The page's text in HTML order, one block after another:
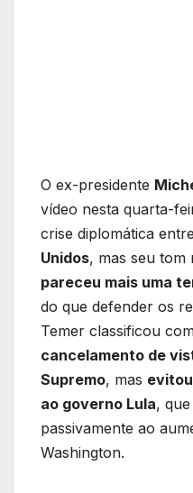
O ex-presidente
vídeo nesta quarta-
crise diplomática entre
Unidos, mas seu tom
pareceu mais uma
do que defender os
Temer classificou
cancelamento de
Supremo, mas
ao governo Lula,
passivamente ao
Washington.